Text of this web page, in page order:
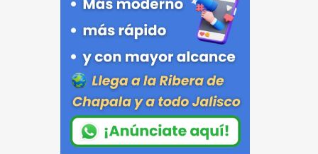
SUSCRIPTORES